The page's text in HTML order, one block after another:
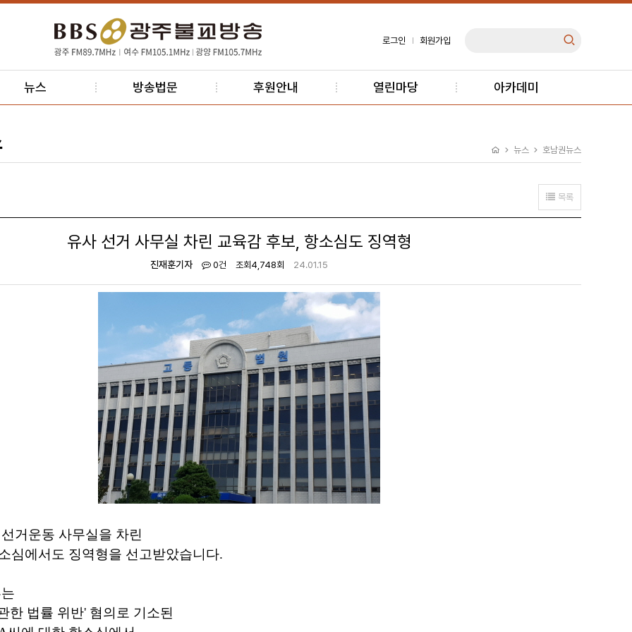
로그인 회원가입
뉴스 방송법문 후원안내 열린마당 아카데미
뉴스 호남권뉴스
목록
유사 선거 사무실 차린 교육감 후보, 항소심도 징역형
진재훈기자 0건 조회 4,748회 24.01.15
거운동 사무실을 차린
심에서도 징역형을 선고받았습니다.
한 법률 위반' 혐의로 기소된